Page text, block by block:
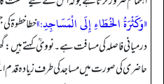
«وَكَثْرَةُ الخُطَاءِ إِلَى الْمَسَاجِدِ:»خطا خطوة
درمیانی فاصلہ کی مسافت ہے۔ نوویؒ کہتے ہیں:
حاضری کی صورت میں مساجد کی طرف زیادہ قدم